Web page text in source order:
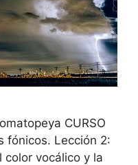
CURSO
fónicos. Lección 2:
color vocálico y la